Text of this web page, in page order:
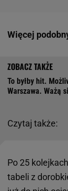
Więcej
Czytaj także:
To byłby hit.
Warszawa. Ważą
Po 25
tabeli z